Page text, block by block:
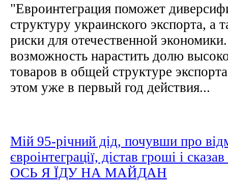
"Евроинтеграция поможет
структуру украинского экспорта, а
риски для отечественной
возможность нарастить долю
товаров в общей структуре
этом уже в первый год действия...
Мій 95-річний дід, почувши про
євроінтеграції, дістав гроші і
ОСЬ Я ЇДУ НА МАЙДАН